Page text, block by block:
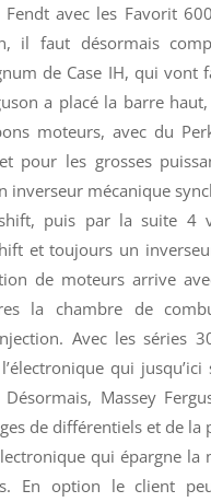
avec les Favorit
il faut désormais
de Case IH, qui vont
a placé la barre
moteurs, avec du
pour les grosses
inverseur mécanique
puis par la suite 4
et toujours un
de moteurs arrive
la chambre de
Avec les séries
qui
Massey
de différentiels et de la
qui épargne la
En option le client